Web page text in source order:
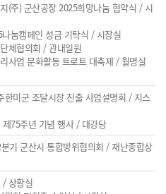
(주) 군산공장 2025희망나눔 협약식 / 시
눔캠페인 성금 기탁식 / 시장실
체협의회 / 관내일원
사업 문화활동 트로트 대축제 / 월명실
한미군 조달시장 진출 사업설명회 / 지스
75주년 기념 행사 / 대강당
기 군산시 통합방위협의회 / 재난종합상
/ 상황실